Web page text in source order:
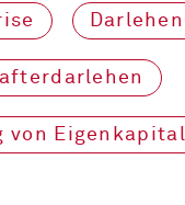
von Eigenkapital